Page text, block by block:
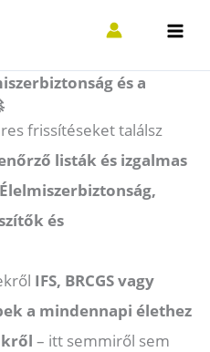
és a
frissítéseket találsz
listák és izgalmas
Élelmiszerbiztonság,
és
IFS, BRCGS vagy
a mindennapi élethez
– itt semmiről sem